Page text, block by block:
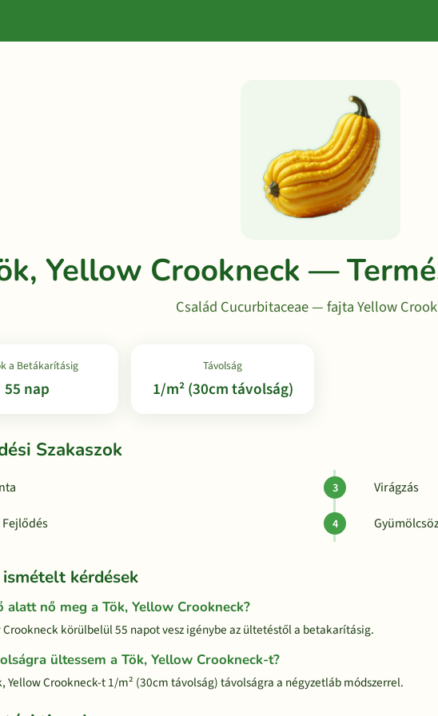
Yellow Crookneck —
Család Cucurbitaceae — fajta Yellow
a Betákarításig
55 nap
Távolság
1/m² (30cm távolság)
Szakaszok
Virágzás
kérdések
alatt nő meg a Tök, Yellow Crookneck?
Crookneck körülbelül 55 napot vesz igénybe az ültetéstől a betakarításig.
ültessem a Tök, Yellow Crookneck-t?
Yellow Crookneck-t 1/m² (30cm távolság) távolságra a négyzetláb módszerrel.